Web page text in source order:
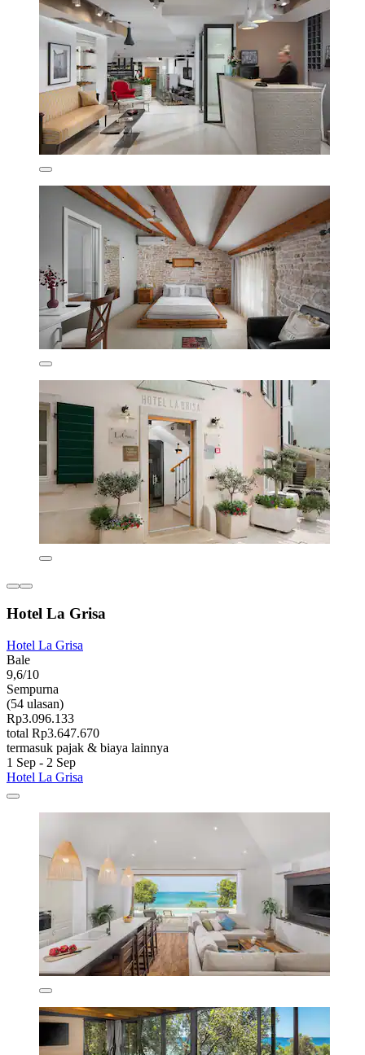
Hotel La Grisa
Hotel La Grisa
Bale
9,6/10
Sempurna
(54 ulasan)
Rp3.096.133
total Rp3.647.670
termasuk pajak & biaya lainnya
1 Sep - 2 Sep
Hotel La Grisa